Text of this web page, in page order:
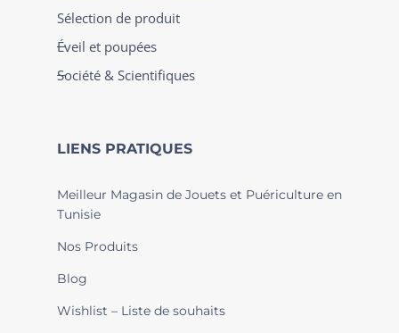
Sélection de produit
Éveil et poupées
Société & Scientifiques
LIENS PRATIQUES
Meilleur Magasin de Jouets et Puériculture en
Tunisie
Nos Produits
Blog
Wishlist – Liste de souhaits